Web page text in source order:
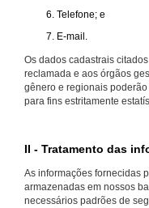
Telefone; e
E-mail.
Os dados cadastrais
reclamada e aos órgãos
gênero e regionais
para fins estritamente
II - Tratamento das
As informações fornecidas
armazenadas em nossos
necessários padrões de